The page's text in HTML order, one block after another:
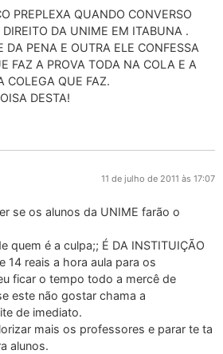
PREPLEXA QUANDO CONVERSO
DA UNIME EM ITABUNA .
PENA E OUTRA ELE CONFESSA
FAZ A PROVA TODA NA COLA E A
COLEGA QUE FAZ.
DESTA!
11 de julho de 2011 às 17:07
se os alunos da UNIME farão o
quem é a culpa;; É DA INSTITUIÇÃO
14 reais a hora aula para os
ficar o tempo todo a mercê de
este não gostar chama a
de imediato.
mais os professores e parar te ta
alunos.